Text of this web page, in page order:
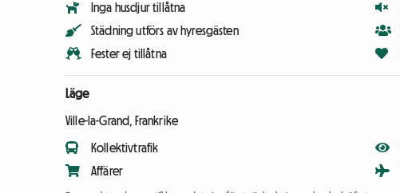
Inga husdjur tillåtna
Städning utförs av hyresgästen
Fester ej tillåtna
Läge
Ville-la-Grand, Frankrike
Kollektivtrafik
Affärer